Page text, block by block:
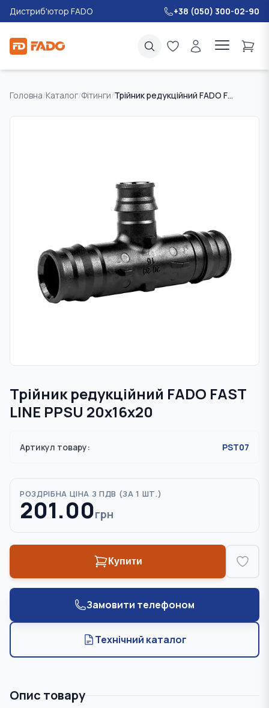
Дистриб'ютор FADO +38 (050) 300-02-90
Головна/Каталог/Фітинги/ Трійник редукційний FADO FAST LINE PPSU 20х16х20
Трійник редукційний FADO FAST
LINE PPSU 20х16х20
Артикул товару: PST07
РОЗДРІБНА ЦІНА З ПДВ (ЗА 1 ШТ.)
201.00грн
Купити
Замовити телефоном
Технічний каталог
Опис товару